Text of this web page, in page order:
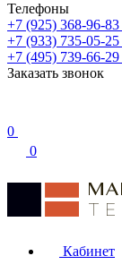
Телефоны
+7 (925) 368-96-83
+7 (933) 735-05-25
+7 (495) 739-66-29
Заказать звонок
0
0
Кабинет